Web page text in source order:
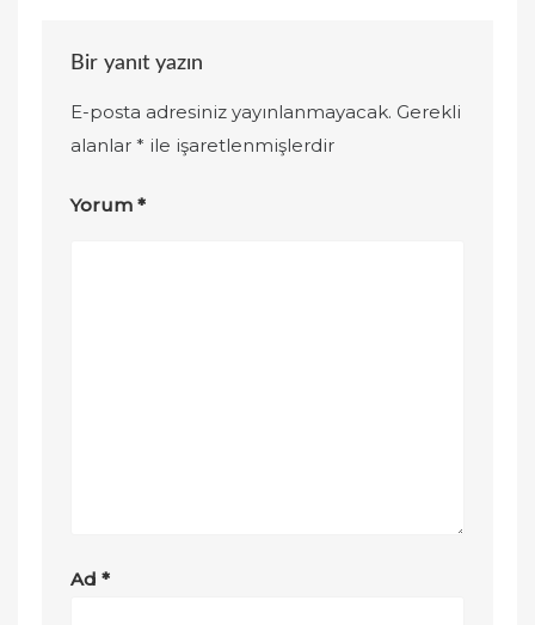
Bir yanıt yazın
E-posta adresiniz yayınlanmayacak. Gerekli
alanlar* ile işaretlenmişlerdir
Yorum*
Ad*